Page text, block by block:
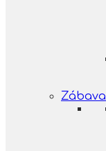
Zábava